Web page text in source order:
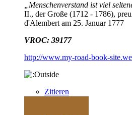
„Menschenverstand ist viel
II., der Große (1712 - 1786),
d'Alembert am 25. Januar 1777
VROC: 39177
http://www.my-road-book-
Zitieren